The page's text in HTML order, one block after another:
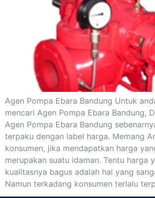
Agen Pompa Ebara Bandung Untuk
mencari Agen Pompa Ebara Bandung,
Agen Pompa Ebara Bandung
terpaku dengan label harga. Memang
konsumen, jika mendapatkan harga
merupakan suatu idaman. Tentu harga
kualitasnya bagus adalah hal yang
Namun terkadang konsumen terlalu